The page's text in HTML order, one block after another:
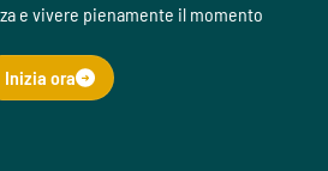
e vivere pienamente il momento
Inizia ora